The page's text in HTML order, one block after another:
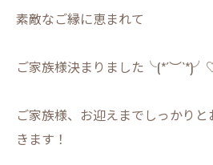
素敵なご縁に恵まれて
ご家族様決まりました
ご家族様、お迎えまでしっかり
きます！